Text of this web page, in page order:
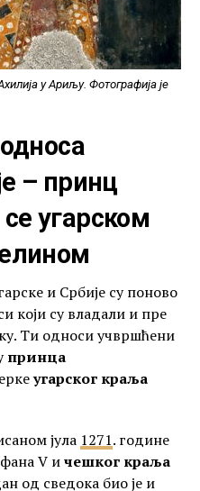
у Ариљу. Фотографија је
– принц
угарском
и Србије су поново
који су владали и пре
Ти односи учвршћени
принца
угарског краља
јула 1271. године
V ичешког краља
од сведока био је и